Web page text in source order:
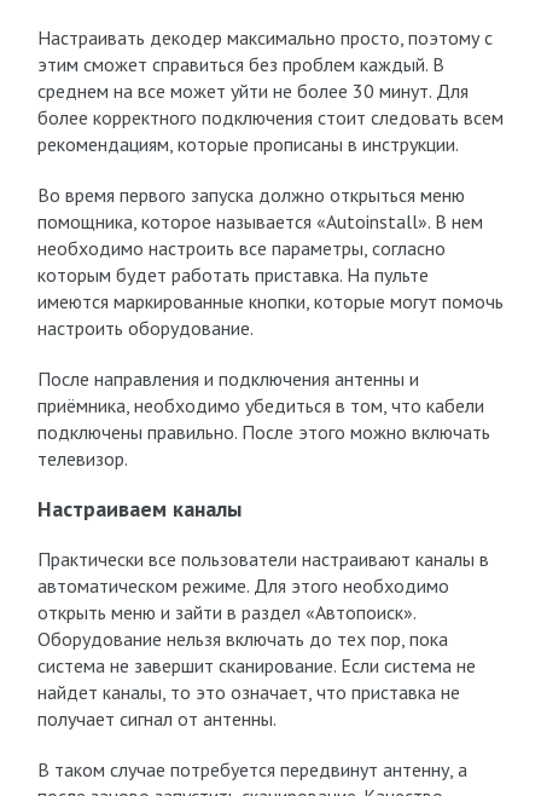
Настраивать декодер максимально просто, поэтому с
этим сможет справиться без проблем каждый. В
среднем на все может уйти не более 30 минут. Для
более корректного подключения стоит следовать всем
рекомендациям, которые прописаны в инструкции.
Во время первого запуска должно открыться меню
помощника, которое называется «Autoinstall». В нем
необходимо настроить все параметры, согласно
которым будет работать приставка. На пульте
имеются маркированные кнопки, которые могут помочь
настроить оборудование.
После направления и подключения антенны и
приёмника, необходимо убедиться в том, что кабели
подключены правильно. После этого можно включать
телевизор.
Настраиваем каналы
Практически все пользователи настраивают каналы в
автоматическом режиме. Для этого необходимо
открыть меню и зайти в раздел «Автопоиск».
Оборудование нельзя включать до тех пор, пока
система не завершит сканирование. Если система не
найдет каналы, то это означает, что приставка не
получает сигнал от антенны.
В таком случае потребуется передвинут антенну, а